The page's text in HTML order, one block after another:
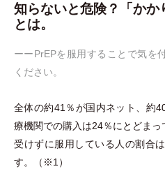
知らないと危険？「かか
とは。
ーーPrEPを服用することで気を
ください。
全体の約41％が国内ネット、約
療機関での購入は24％にとどま
受けずに服用している人の割合
す。
（ ※1）